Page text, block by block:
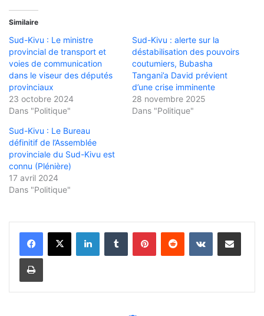
Similaire
Sud-Kivu : Le ministre
provincial de transport et
voies de communication
dans le viseur des députés
provinciaux
23 octobre 2024
Dans "Politique"
Sud-Kivu : alerte sur la
déstabilisation des pouvoirs
coutumiers, Bubasha
Tangani’a David prévient
d’une crise imminente
28 novembre 2025
Dans "Politique"
Sud-Kivu : Le Bureau
définitif de l’Assemblée
provinciale du Sud-Kivu est
connu (Plénière)
17 avril 2024
Dans "Politique"